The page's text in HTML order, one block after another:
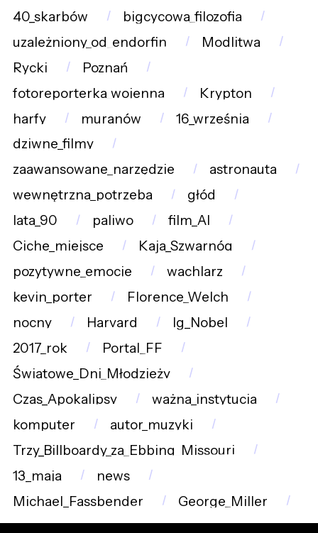
40_skarbów
bigcycowa_filozofia
uzależniony_od_endorfin
Modlitwa
Rycki
Poznań
fotoreporterka_wojenna
Krypton
harfy
muranów
16_września
dziwne_filmy
zaawansowane_narzędzie
astronauta
wewnętrzna_potrzeba
głód
lata_90
paliwo
film_AI
Ciche_miejsce
Kaja_Szwarnóg
pozytywne_emocje
wachlarz
kevin_porter
Florence_Welch
nocny
Harvard
Ig_Nobel
2017_rok
Portal_FF
Światowe_Dni_Młodzieży
Czas_Apokalipsy
ważna_instytucja
komputer
autor_muzyki
Trzy_Billboardy_za_Ebbing_Missouri
13_maja
news
Michael_Fassbender
George_Miller